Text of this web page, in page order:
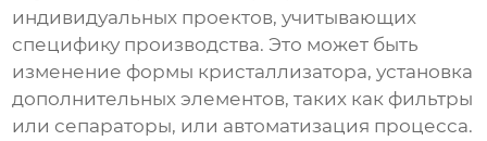
индивидуальных проектов, учитывающих
специфику производства. Это может быть
изменение формы кристаллизатора, установка
дополнительных элементов, таких как фильтры
или сепараторы, или автоматизация процесса.